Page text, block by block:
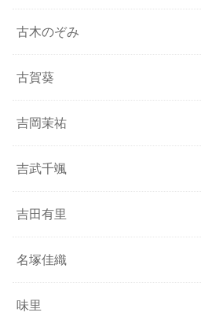
古木のぞみ
古賀葵
吉岡茉祐
吉武千颯
吉田有里
名塚佳織
味里